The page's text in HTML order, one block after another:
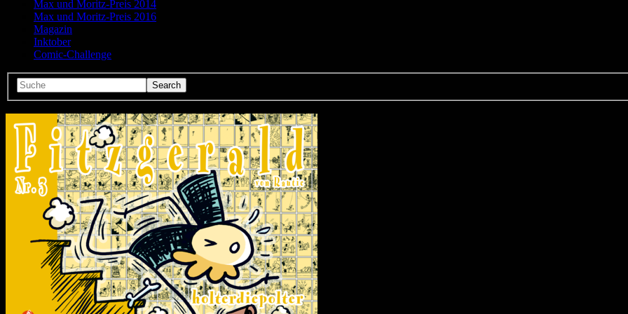
Max und Moritz-Preis 2014
Max und Moritz-Preis 2016
Magazin
Inktober
Comic-Challenge